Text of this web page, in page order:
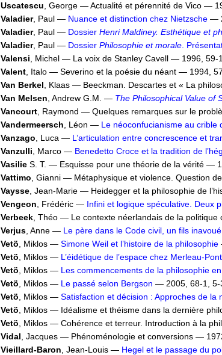
Uscatescu , George — Actualité et pérennité de Vico —
Valadier, Paul — Nuance et distinction chez Nietzsche —
Valadier, Paul — Dossier Henri Maldiney. Esthétique et
Valadier, Paul — Dossier Philosophie et morale.
Valensi , Michel — La voix de Stanley Cavell — 1996, 59-
Valent, Italo — Severino et la poésie du néant — 1994,
Van Berkel , Klaas — Beeckman. Descartes et « La
Van Melsen , Andrew G.M. — The Philosophical Value of
Vancourt, Raymond — Quelques remarques sur le
Vandermeersch , Léon — Le néoconfucianisme au crible
Vanzago , Luca — L’articulation entre concrescence et
Vanzulli , Marco — Benedetto Croce et la tradition de
VasilieS. T. — Esquisse pour une théorie de la vérité —
Vattimo , Gianni — Métaphysique et violence. Question
Vaysse, Jean-Marie — Heidegger et la philosophie de
Vengeon , Frédéric — Infini et logique spéculative. Deux
Verbeek, Théo — Le contexte néerlandais de la
Verjus, Anne — Le père dans le Code civil, un fils
Vetö , Miklos — Simone Weil et l’histoire de la philosophie
Vetö , Miklos — L’éidétique de l’espace chez Merleau-
Vetö , Miklos — Les commencements de la philosophie
Vetö , Miklos — Le passé selon Bergson — 2005, 68-1, 5-
Vetö , Miklos — Satisfaction et décision : Approches de la
Vetö , Miklos — Idéalisme et théisme dans la dernière
Vetö , Miklos — Cohérence et terreur. Introduction à la
Vidal , Jacques — Phénoménologie et conversions —
Vieillard-Baron , Jean-Louis — Hegel et le passage du